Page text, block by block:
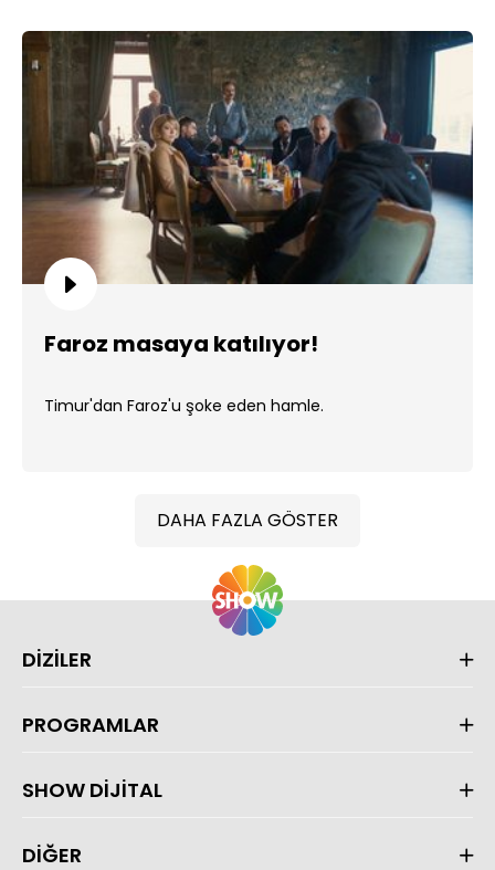
Faroz masaya katılıyor!
Timur'dan Faroz'u şoke eden hamle.
DAHA FAZLA GÖSTER
DİZİLER
PROGRAMLAR
SHOW DİJİTAL
DİĞER